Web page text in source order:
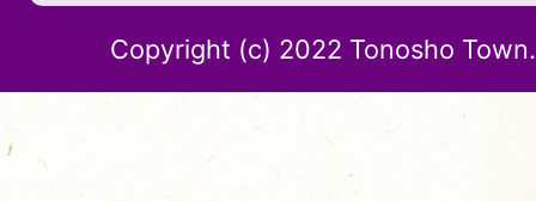
Copyright (c) 2022 Tonosho